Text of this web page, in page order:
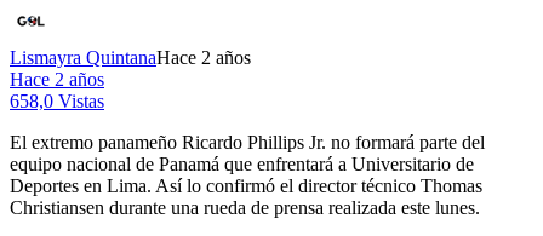
Lismayra QuintanaHace 2 años
Hace 2 años
658,0 Vistas
El extremo panameño Ricardo Phillips Jr. no formará parte del
equipo nacional de Panamá que enfrentará a Universitario de
Deportes en Lima. Así lo confirmó el director técnico Thomas
Christiansen durante una rueda de prensa realizada este lunes.